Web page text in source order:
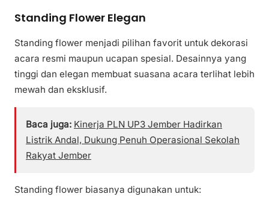
Standing Flower Elegan
Standing flower menjadi pilihan favorit untuk dekorasi
acara resmi maupun ucapan spesial. Desainnya yang
tinggi dan elegan membuat suasana acara terlihat lebih
mewah dan eksklusif.
Baca juga: Kinerja PLN UP3 Jember Hadirkan
Listrik Andal, Dukung Penuh Operasional Sekolah
Rakyat Jember
Standing flower biasanya digunakan untuk: